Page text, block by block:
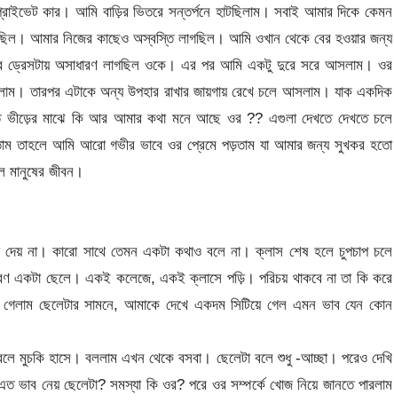
কার। আমি বাড়ির ভিতরে সন্তর্পনে হাটছিলাম। সবাই আমার দিকে কেমন
আমার নিজের কাছেও অস্বস্তি লাগছিল। আমি ওখান থেকে বের হওয়ার জন্য
ড্রেসটায় অসাধারণ লাগছিল ওকে। এর পর আমি একটু দুরে সরে আসলাম। ওর
তারপর এটাকে অন্য উপহার রাখার জায়গায় রেখে চলে আসলাম। যাক একদিক
ভীড়ের মাঝে কি আর আমার কথা মনে আছে ওর ?? এগুলা দেখতে দেখতে চলে
তাহলে আমি আরো গভীর ভাবে ওর প্রেমে পড়তাম যা আমার জন্য সুখকর হতো
মানুষের জীবন।
দেয় না। কারো সাথে তেমন একটা কথাও বলে না। ক্লাস শেষ হলে চুপচাপ চলে
একটা ছেলে। একই কলেজে, একই ক্লাসে পড়ি। পরিচয় থাকবে না তা কি করে
ছেলেটার সামনে, আমাকে দেখে একদম সিটিয়ে গেল এমন ভাব যেন কোন
মুচকি হাসে। বললাম এখন থেকে বসবা। ছেলেটা বলে শুধু -আচ্ছা। পরেও দেখি
নেয় ছেলেটা? সমস্যা কি ওর? পরে ওর সম্পর্কে খোজ নিয়ে জানতে পারলাম